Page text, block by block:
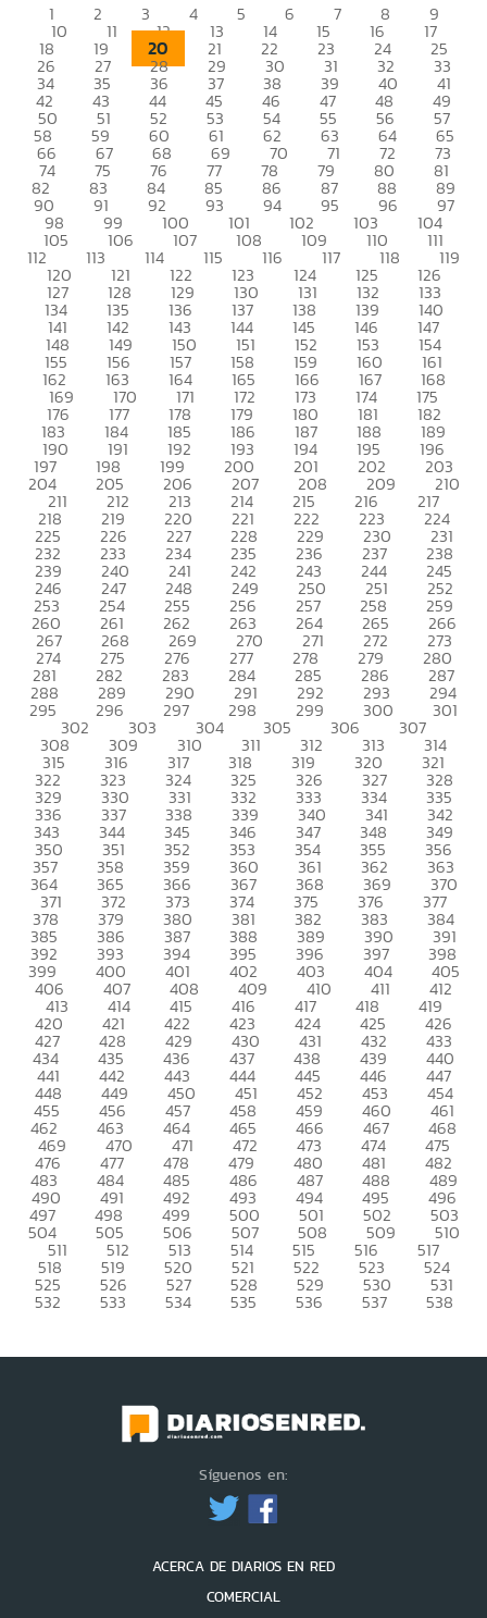
1 2 3 4 5 6 7 8 9
10 11 12 13 14 15 16 17
18 19 20 21 22 23 24 25
26 27 28 29 30 31 32 33
34 35 36 37 38 39 40 41
42 43 44 45 46 47 48 49
50 51 52 53 54 55 56 57
58 59 60 61 62 63 64 65
66 67 68 69 70 71 72 73
74 75 76 77 78 79 80 81
82 83 84 85 86 87 88 89
90 91 92 93 94 95 96 97
98 99 100 101 102 103 104
105 106 107 108 109 110 111
112 113 114 115 116 117 118 119
120 121 122 123 124 125 126
127 128 129 130 131 132 133
134 135 136 137 138 139 140
141 142 143 144 145 146 147
148 149 150 151 152 153 154
155 156 157 158 159 160 161
162 163 164 165 166 167 168
169 170 171 172 173 174 175
176 177 178 179 180 181 182
183 184 185 186 187 188 189
190 191 192 193 194 195 196
197 198 199 200 201 202 203
204 205 206 207 208 209 210
211 212 213 214 215 216 217
218 219 220 221 222 223 224
225 226 227 228 229 230 231
232 233 234 235 236 237 238
239 240 241 242 243 244 245
246 247 248 249 250 251 252
253 254 255 256 257 258 259
260 261 262 263 264 265 266
267 268 269 270 271 272 273
274 275 276 277 278 279 280
281 282 283 284 285 286 287
288 289 290 291 292 293 294
295 296 297 298 299 300 301
302 303 304 305 306 307
308 309 310 311 312 313 314
315 316 317 318 319 320 321
322 323 324 325 326 327 328
329 330 331 332 333 334 335
336 337 338 339 340 341 342
343 344 345 346 347 348 349
350 351 352 353 354 355 356
357 358 359 360 361 362 363
364 365 366 367 368 369 370
371 372 373 374 375 376 377
378 379 380 381 382 383 384
385 386 387 388 389 390 391
392 393 394 395 396 397 398
399 400 401 402 403 404 405
406 407 408 409 410 411 412
413 414 415 416 417 418 419
420 421 422 423 424 425 426
427 428 429 430 431 432 433
434 435 436 437 438 439 440
441 442 443 444 445 446 447
448 449 450 451 452 453 454
455 456 457 458 459 460 461
462 463 464 465 466 467 468
469 470 471 472 473 474 475
476 477 478 479 480 481 482
483 484 485 486 487 488 489
490 491 492 493 494 495 496
497 498 499 500 501 502 503
504 505 506 507 508 509 510
511 512 513 514 515 516 517
518 519 520 521 522 523 524
525 526 527 528 529 530 531
532 533 534 535 536 537 538
Síguenos en:
ACERCA DE DIARIOS EN RED
COMERCIAL